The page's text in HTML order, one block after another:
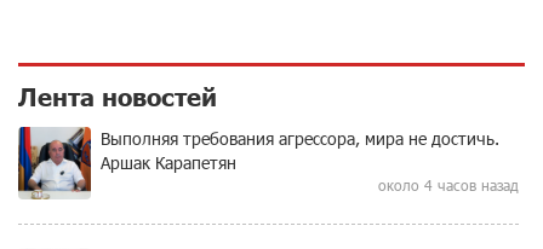
Лента новостей
Выполняя требования агрессора, мира не достичь.
Аршак Карапетян
около 4 часов назад